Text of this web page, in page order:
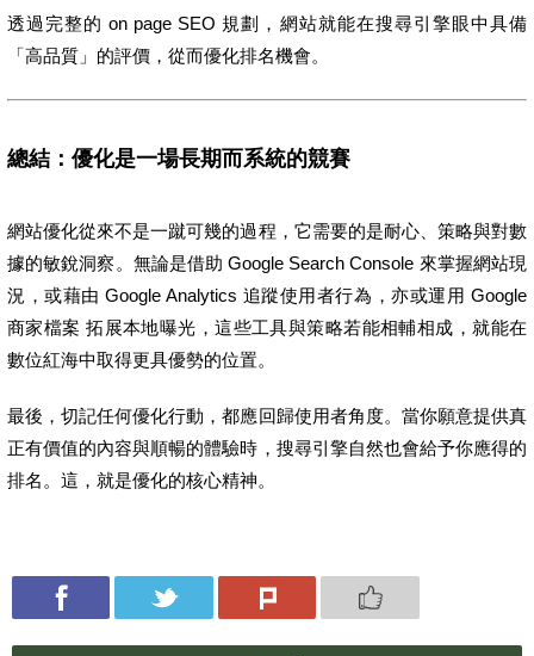
透過完整的 on page SEO 規劃，網站就能在搜尋引擎眼中具備
「高品質」的評價，從而優化排名機會。
總結：優化是一場長期而系統的競賽
網站優化從來不是一蹴可幾的過程，它需要的是耐心、策略與對數
據的敏銳洞察。無論是借助 Google Search Console 來掌握網站現
況，或藉由 Google Analytics 追蹤使用者行為，亦或運用 Google
商家檔案 拓展本地曝光，這些工具與策略若能相輔相成，就能在
數位紅海中取得更具優勢的位置。
最後，切記任何優化行動，都應回歸使用者角度。當你願意提供真
正有價值的內容與順暢的體驗時，搜尋引擎自然也會給予你應得的
排名。這，就是優化的核心精神。